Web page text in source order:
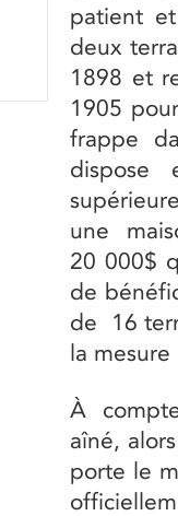
patient
deux
1898 et
1905
frappe
dispose
une
20 000$
de
de 16
la
À
aîné,
porte le